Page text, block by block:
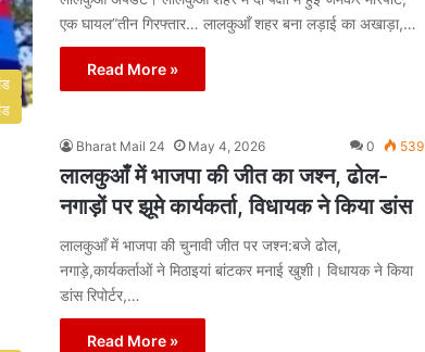
एक घायल”तीन गिरफ्तार… लालकुआँ शहर बना लड़ाई का अखाड़ा,…
Read More »
Bharat Mail 24 May 4, 2026 0 539
लालकुआँ में भाजपा की जीत का जश्न, ढोल-
नगाड़ों पर झूमे कार्यकर्ता, विधायक ने किया डांस
लालकुआँ में भाजपा की चुनावी जीत पर जश्न:बजे ढोल,
नगाड़े,कार्यकर्ताओं ने मिठाइयां बांटकर मनाई खुशी। विधायक ने किया
डांस रिपोर्टर,…
Read More »